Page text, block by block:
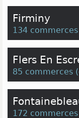
Firminy
134 commerces
Flers En
85 commerces (
172 commerces